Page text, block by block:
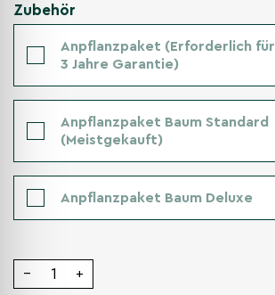
Zubehör
Anpflanzpaket (Erforderlich für
3 Jahre Garantie)
Anpflanzpaket Baum Standard
(Meistgekauft)
Anpflanzpaket Baum Deluxe
− +